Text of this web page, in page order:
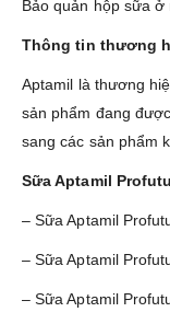
Bảo quản hộp sữa
Thông tin thương
Aptamil là thương
sản phẩm đang
sang các sản phẩm
Sữa Aptamil
– Sữa Aptamil
– Sữa Aptamil
– Sữa Aptamil